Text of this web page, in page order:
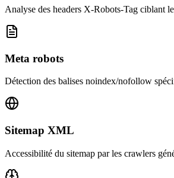
Analyse des headers X-Robots-Tag ciblant
Meta robots
Détection des balises noindex/nofollow
Sitemap XML
Accessibilité du sitemap par les crawlers